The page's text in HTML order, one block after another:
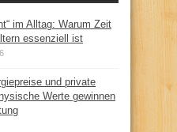
im Alltag: Warum Zeit
essenziell ist
und private
Werte gewinnen